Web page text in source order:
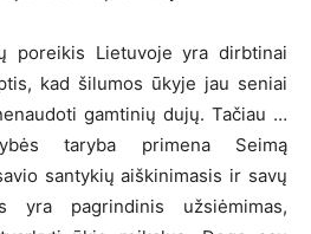
poreikis Lietuvoje yra dirbtinai
kad šilumos ūkyje jau seniai
gamtinių dujų. Tačiau …
taryba primena Seimą
santykių aiškinimasis ir savų
yra pagrindinis užsiėmimas,